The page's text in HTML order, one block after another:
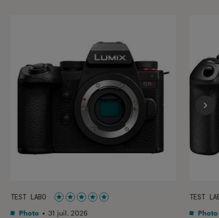
TEST LABO
Noté 5 étoiles sur 5
Photo • 31 juil. 2026
TEST
Photo